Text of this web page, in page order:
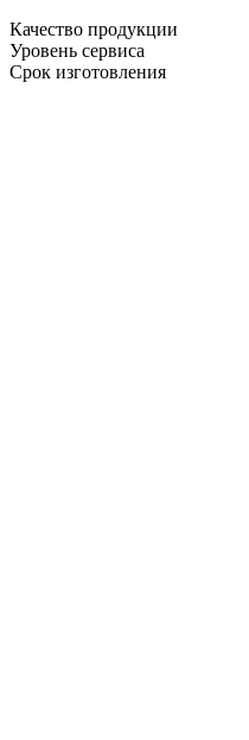
Качество продукции
Уровень сервиса
Срок изготовления